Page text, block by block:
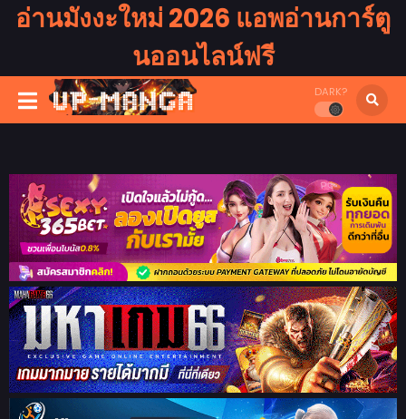
อ่านมังงะใหม่ 2026 แอพอ่านการ์ตู
นออนไลน์ฟรี
DARK?